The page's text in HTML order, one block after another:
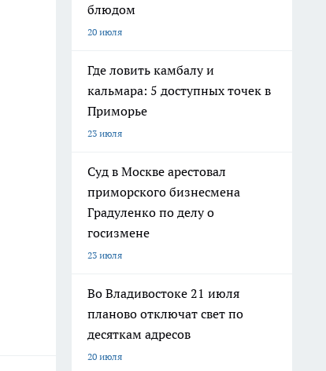
блюдом
20 июля
Где ловить камбалу и
кальмара: 5 доступных точек в
Приморье
23 июля
Суд в Москве арестовал
приморского бизнесмена
Градуленко по делу о
госизмене
23 июля
Во Владивостоке 21 июля
планово отключат свет по
десяткам адресов
20 июля